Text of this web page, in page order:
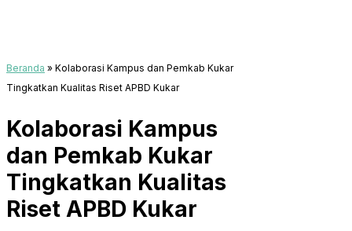
Beranda » Kolaborasi Kampus dan Pemkab Kukar
Tingkatkan Kualitas Riset APBD Kukar
Kolaborasi Kampus
dan Pemkab Kukar
Tingkatkan Kualitas
Riset APBD Kukar